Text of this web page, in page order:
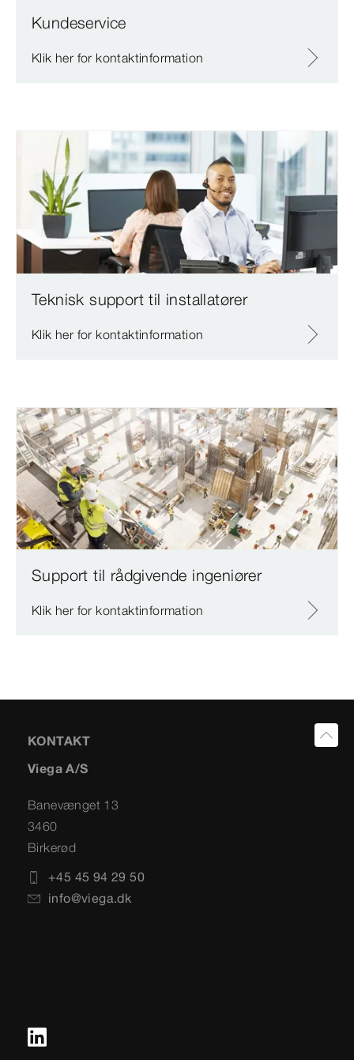
Kundeservice
Klik her for kontaktinformation
Teknisk support til installatører
Klik her for kontaktinformation
Support til rådgivende ingeniører
Klik her for kontaktinformation
KONTAKT
Viega A/S
Banevænget 13
3460
Birkerød
+45 45 94 29 50
info@viega.dk